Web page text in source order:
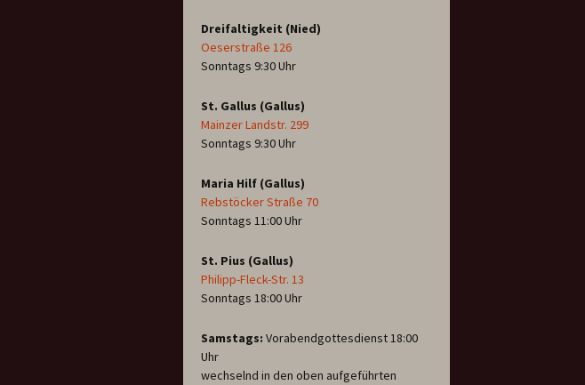
Dreifaltigkeit (Nied)
Oeserstraße 126
Sonntags 9:30 Uhr
St. Gallus (Gallus)
Mainzer Landstr. 299
Sonntags 9:30 Uhr
Maria Hilf (Gallus)
Rebstöcker Straße 70
Sonntags 11:00 Uhr
St. Pius (Gallus)
Philipp-Fleck-Str. 13
Sonntags 18:00 Uhr
Samstags: Vorabendgottesdienst 18:00
Uhr
wechselnd in den oben aufgeführten